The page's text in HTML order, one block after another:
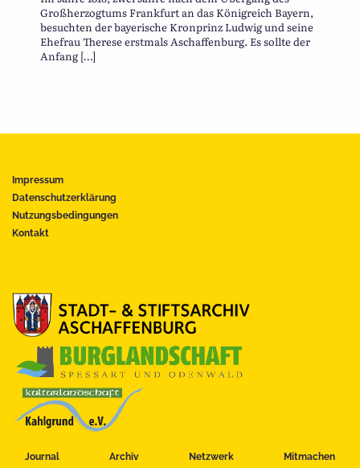
Journal Archiv Netzwerk Mitmachen
Großherzogtums Frankfurt an das Königreich Bayern,
besuchten der bayerische Kronprinz Ludwig und seine
Ehefrau Therese erstmals Aschaffenburg. Es sollte der
Anfang […]
Impressum
Datenschutzerklärung
Nutzungsbedingungen
Kontakt